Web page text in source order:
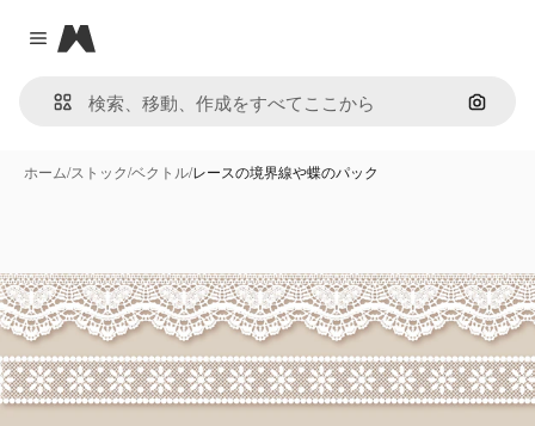
Close menu
Magnific
画像で
ホーム/ストック/ベクトル/レースの境界線や蝶のパック